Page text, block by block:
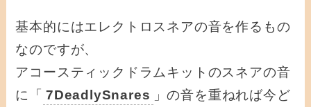
基本的にはエレクトロスネアの音を作るもの
なのですが、
アコースティックドラムキットのスネアの音
に「 7DeadlySnares
」の音を重ねれば今ど